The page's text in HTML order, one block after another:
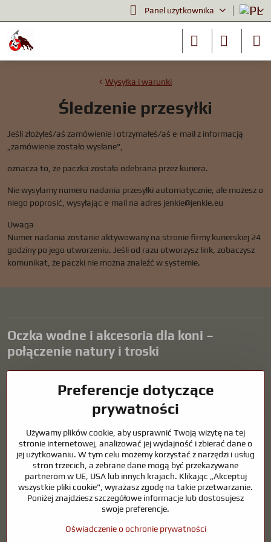
Panel użytkownika
Wysyłka i warunki
Śledzenie przesyłki
Jeśli złożyłeś/aś zamówienie i otrzymałeś/aś e-mail z informacją
„zamówienie zostało wysłane",
oznacza to, że paczka została odebrana przez kuriera.
Nie wysyłamy numeru nadania przesyłki automatycznie, ale możesz o
niego poprosić, wysyłając e-mail na adres jenkie@jenkie.eu
Uwaga
Numer nadania zostanie aktywowany na stronie firmy kurierskiej 24
godziny po jego utworzeniu. Jeśli od razu otworzysz link, zobaczysz
komunikat, że paczki nie można znaleźć w systemie.
Oczka wodne i akcesoria dla koni –
połączenie natury i troski
harmonijne środowisko sprzyjające relaksowi i życiu zwierząt
wodnych. Odpowiednia technologia, filtracja i regularna
konserwacja są kluczem do czystej wody i zdrowego stawu przez
naszego życia.
Konie wymagają wysokiej jakości sprzętu jeździeckiego,
odpowiedniego odżywiania i odpowiedzialnej opieki, aby być zdrowe,
silne i zadowolone. Niezależnie od tego, czy chodzi o sprzęt dla
jeźdźców, hodowców, czy miłośników natury, celem jest stworzenie
środowiska, które wspiera naturalną równowagę, bezpieczeństwo i
Preferencje dotyczące
prywatności
Używamy plików cookie, aby usprawnić Twoją wizytę na tej
stronie internetowej, analizować jej wydajność i zbierać dane o
jej użytkowaniu. W tym celu możemy korzystać z narzędzi i usług
stron trzecich, a zebrane dane mogą być przekazywane
partnerom w UE, USA lub innych krajach. Klikając „Akceptuj
wszystkie pliki cookie", wyrażasz zgodę na takie przetwarzanie.
Poniżej znajdziesz szczegółowe informacje lub dostosujesz
swoje preferencje.
Oświadczenie o ochronie prywatności